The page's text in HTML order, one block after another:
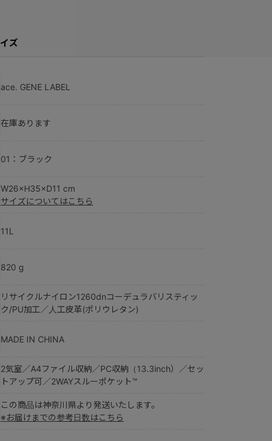
ズ
ace. GENE LABEL
この商品は神奈川県より発送いたします。
※お届けまでの参考日数はこちら
01：ブラック
在庫あります
W26×H35×D11 cm
サイズについてはこちら
11L
820 g
リサイクルナイロン1260dnコーデュラバリスティッ
ク/PU加工／人工皮革(ポリウレタン)
MADE IN CHINA
2気室／A4ファイル収納／PC収納（13.3inch）／セッ
トアップ可／2WAYスルーポケット™